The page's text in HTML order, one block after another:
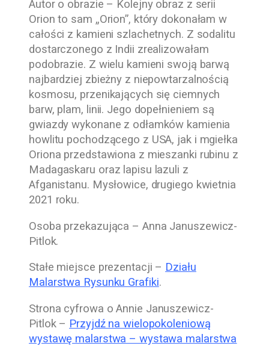
Autor o obrazie – Kolejny obraz z serii
Orion to sam „Orion”, który dokonałam w
całości z kamieni szlachetnych. Z sodalitu
dostarczonego z Indii zrealizowałam
podobrazie. Z wielu kamieni swoją barwą
najbardziej zbieżny z niepowtarzalnością
kosmosu, przenikających się ciemnych
barw, plam, linii. Jego dopełnieniem są
gwiazdy wykonane z odłamków kamienia
howlitu pochodzącego z USA, jak i mgiełka
Oriona przedstawiona z mieszanki rubinu z
Madagaskaru oraz lapisu lazuli z
Afganistanu. Mysłowice, drugiego kwietnia
2021 roku.
Osoba przekazująca – Anna Januszewicz-
Pitlok.
Stałe miejsce prezentacji – Działu
Malarstwa Rysunku Grafiki.
Strona cyfrowa oAnnie Januszewicz-
Pitlok – Przyjdź na wielopokoleniową
wystawę malarstwa – wystawa malarstwa